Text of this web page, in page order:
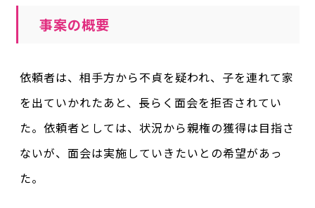
事案の概要
依頼者は、相手方から不貞を疑われ、子を連れて家
を出ていかれたあと、長らく面会を拒否されてい
た。依頼者としては、状況から親権の獲得は目指さ
ないが、面会は実施していきたいとの希望があっ
た。